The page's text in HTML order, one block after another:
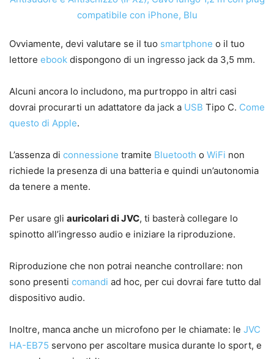
Ovviamente, devi valutare se il tuo smartphone o il tuo
lettore ebook dispongono di un ingresso jack da 3,5 mm.
Alcuni ancora lo includono, ma purtroppo in altri casi
dovrai procurarti un adattatore da jack a USB Tipo C. Come
questo di Apple.
L’assenza di connessione tramite Bluetooth o WiFi non
richiede la presenza di una batteria e quindi un’autonomia
da tenere a mente.
Per usare gli auricolari di JVC, ti basterà collegare lo
spinotto all’ingresso audio e iniziare la riproduzione.
Riproduzione che non potrai neanche controllare: non
sono presenti comandi ad hoc, per cui dovrai fare tutto dal
dispositivo audio.
Inoltre, manca anche un microfono per le chiamate: le JVC
HA-EB75 servono per ascoltare musica durante lo sport, e